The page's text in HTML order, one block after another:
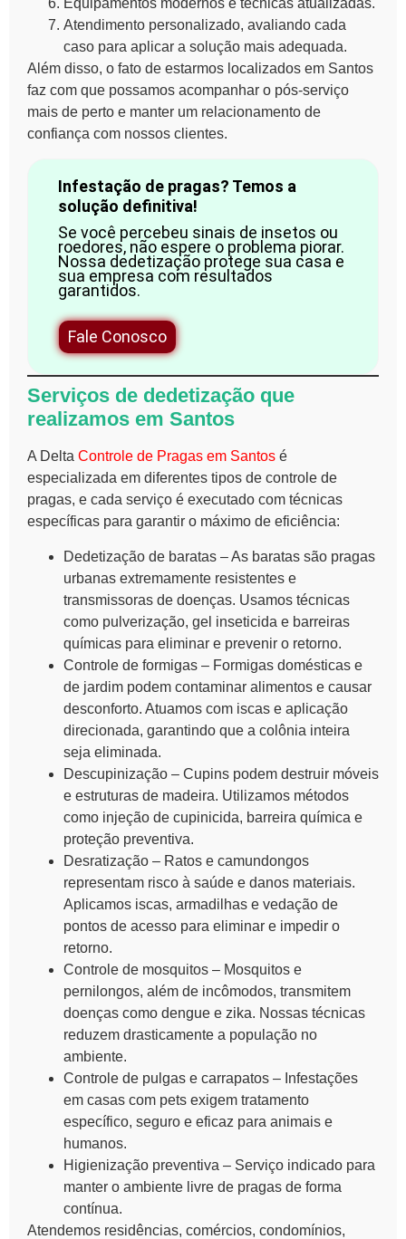
Equipamentos modernos e técnicas atualizadas.
Atendimento personalizado, avaliando cada
caso para aplicar a solução mais adequada.
Além disso, o fato de estarmos localizados em Santos
faz com que possamos acompanhar o pós-serviço
mais de perto e manter um relacionamento de
confiança com nossos clientes.
Infestação de pragas? Temos a
solução definitiva!
Se você percebeu sinais de insetos ou
roedores, não espere o problema piorar.
Nossa dedetização protege sua casa e
sua empresa com resultados
garantidos.
Fale Conosco
Serviços de dedetização que
realizamos em Santos
A Delta Controle de Pragas em Santos é
especializada em diferentes tipos de controle de
pragas, e cada serviço é executado com técnicas
específicas para garantir o máximo de eficiência:
Dedetização de baratas – As baratas são pragas
urbanas extremamente resistentes e
transmissoras de doenças. Usamos técnicas
como pulverização, gel inseticida e barreiras
químicas para eliminar e prevenir o retorno.
Controle de formigas – Formigas domésticas e
de jardim podem contaminar alimentos e causar
desconforto. Atuamos com iscas e aplicação
direcionada, garantindo que a colônia inteira
seja eliminada.
Descupinização – Cupins podem destruir móveis
e estruturas de madeira. Utilizamos métodos
como injeção de cupinicida, barreira química e
proteção preventiva.
Desratização – Ratos e camundongos
representam risco à saúde e danos materiais.
Aplicamos iscas, armadilhas e vedação de
pontos de acesso para eliminar e impedir o
retorno.
Controle de mosquitos – Mosquitos e
pernilongos, além de incômodos, transmitem
doenças como dengue e zika. Nossas técnicas
reduzem drasticamente a população no
ambiente.
Controle de pulgas e carrapatos – Infestações
em casas com pets exigem tratamento
específico, seguro e eficaz para animais e
humanos.
Higienização preventiva – Serviço indicado para
manter o ambiente livre de pragas de forma
contínua.
Atendemos residências, comércios, condomínios,